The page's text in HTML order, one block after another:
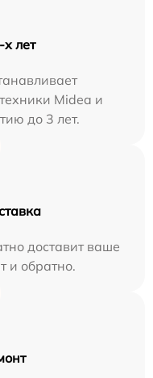
лет
Midea и
до 3 лет.
доставит ваше
и обратно.